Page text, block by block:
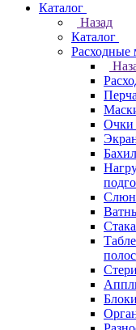
Каталог
Назад
Каталог
Расходные
Очки